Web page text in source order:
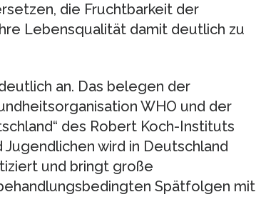
die Fruchtbarkeit der
Lebensqualität damit deutlich zu
an. Das belegen der
WHO und der
des Robert Koch-Instituts
wird in Deutschland
und bringt große
Spätfolgen mit